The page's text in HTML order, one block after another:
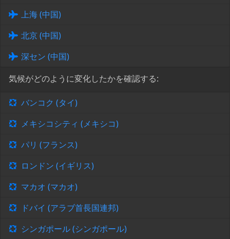
上海 (中国)
北京 (中国)
深セン (中国)
気候がどのように変化したかを確認する:
バンコク (タイ)
メキシコシティ (メキシコ)
パリ (フランス)
ロンドン (イギリス)
マカオ (マカオ)
ドバイ (アラブ首長国連邦)
シンガポール (シンガポール)